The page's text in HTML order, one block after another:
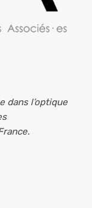
dans l’optique